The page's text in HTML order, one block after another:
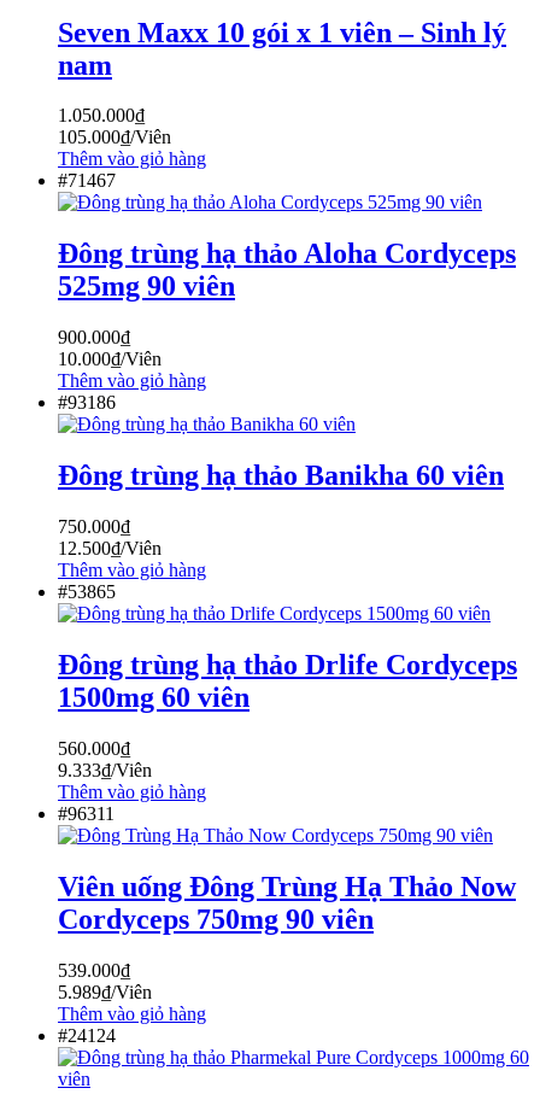
Seven Maxx 10 gói x 1 viên – Sinh lý
nam
1.050.000₫
105.000₫/Viên
Thêm vào giỏ hàng
#71467
Đông trùng hạ thảo Aloha Cordyceps
525mg 90 viên
900.000₫
10.000₫/Viên
Thêm vào giỏ hàng
#93186
Đông trùng hạ thảo Banikha 60 viên
750.000₫
12.500₫/Viên
Thêm vào giỏ hàng
#53865
Đông trùng hạ thảo Drlife Cordyceps
1500mg 60 viên
560.000₫
9.333₫/Viên
Thêm vào giỏ hàng
#96311
Viên uống Đông Trùng Hạ Thảo Now
Cordyceps 750mg 90 viên
539.000₫
5.989₫/Viên
Thêm vào giỏ hàng
#24124